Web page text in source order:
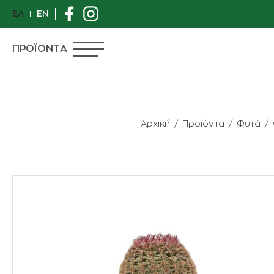
ΕΛ EN
ΠΡΟΪΟΝΤΑ
Αρχική Προϊόντα Φυτά